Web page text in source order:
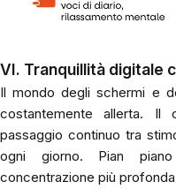
VI. Tranquillità digitale
Il mondo degli schermi e
costantemente allerta.
passaggio continuo tra
ogni giorno. Pian
concentrazione più